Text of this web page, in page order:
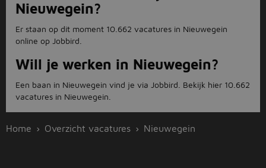
Nieuwegein?
Er staan op dit moment 10.662 vacatures in Nieuwegein
online op Jobbird.
Will je werken in Nieuwegein?
Een baan in Nieuwegein vind je via Jobbird. Bekijk hier 10.662
vacatures in Nieuwegein.
Home Overzicht vacatures Nieuwegein